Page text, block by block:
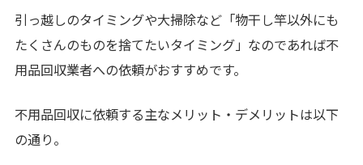
引っ越しのタイミングや大掃除など「物干し竿以外にも
たくさんのものを捨てたいタイミング」なのであれば不
用品回収業者への依頼がおすすめです。
不用品回収に依頼する主なメリット・デメリットは以下
の通り。